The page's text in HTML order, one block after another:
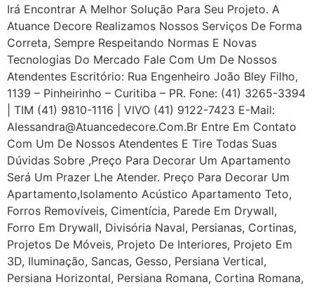
Irá Encontrar A Melhor Solução Para Seu Projeto. A
Atuance Decore Realizamos Nossos Serviços De Forma
Correta, Sempre Respeitando Normas E Novas
Tecnologias Do Mercado Fale Com Um De Nossos
Atendentes Escritório: Rua Engenheiro João Bley Filho,
1139 – Pinheirinho – Curitiba – PR. Fone: (41) 3265-3394
| TIM (41) 9810-1116 | VIVO (41) 9122-7423 E-Mail:
Alessandra@atuancedecore.com.br Entre Em Contato
Com Um De Nossos Atendentes E Tire Todas Suas
Dúvidas Sobre ,Preço Para Decorar Um Apartamento
Será Um Prazer Lhe Atender. Preço Para Decorar Um
Apartamento,Isolamento Acústico Apartamento Teto,
Forros Removíveis, Cimentícia, Parede Em Drywall,
Forro Em Drywall, Divisória Naval, Persianas, Cortinas,
Projetos De Móveis, Projeto De Interiores, Projeto Em
3D, Iluminação, Sancas, Gesso, Persiana Vertical,
Persiana Horizontal, Persiana Romana, Cortina Romana,